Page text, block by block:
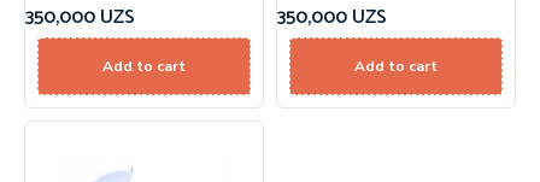
350,000UZS
Add to cart
350,000UZS
Add to cart